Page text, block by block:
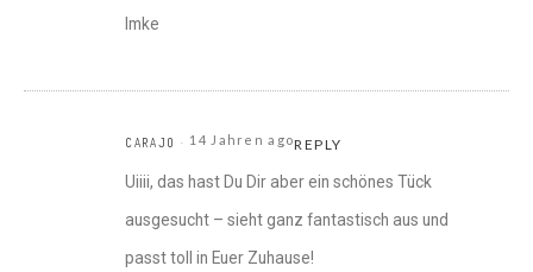
Imke
CARAJO 14 Jahren agoREPLY
Uiiii, das hast Du Dir aber ein schönes Tück
ausgesucht – sieht ganz fantastisch aus und
passt toll in Euer Zuhause!